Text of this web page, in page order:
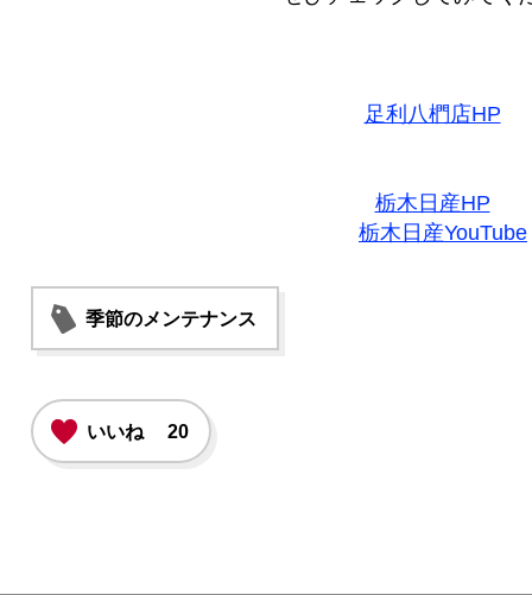
足利八椚店HP
栃木日産HP
栃木日産YouTube
季節のメンテナンス
いいね 20